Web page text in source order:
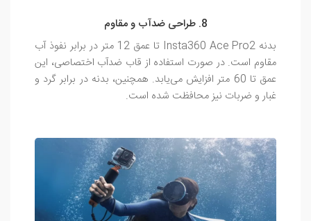
8. طراحی ضدآب و مقاوم
بدنه Insta360 Ace Pro2 تا عمق 12 متر در برابر نفوذ آب
مقاوم است. در صورت استفاده از قاب ضدآب اختصاصی، این
عمق تا 60 متر افزایش می‌یابد. همچنین، بدنه در برابر گرد و
غبار و ضربات نیز محافظت شده است.